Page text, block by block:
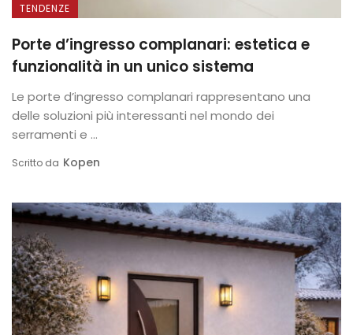
TENDENZE
Porte d’ingresso complanari: estetica e
funzionalità in un unico sistema
Le porte d’ingresso complanari rappresentano una
delle soluzioni più interessanti nel mondo dei
serramenti e ...
Scritto da Kopen